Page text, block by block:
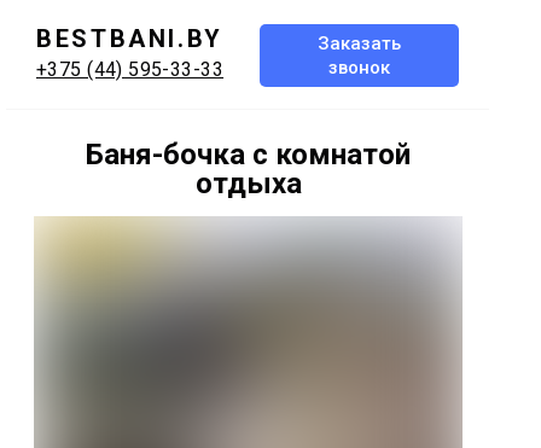
+375 (44) 595-33-33
Заказать
звонок
BESTBANI.BY
Баня-бочка с комнатой
отдыха